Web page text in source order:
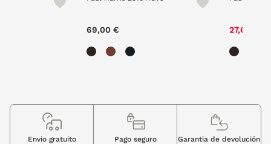
69,00 € 27,60 €
Envio gratuito Pago seguro Garantia de devolución